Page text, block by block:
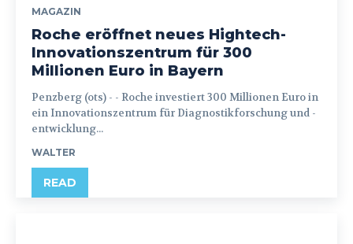
MAGAZIN
Roche eröffnet neues Hightech-
Innovationszentrum für 300
Millionen Euro in Bayern
Penzberg (ots) - - Roche investiert 300 Millionen Euro in
ein Innovationszentrum für Diagnostikforschung und -
entwicklung...
WALTER
READ